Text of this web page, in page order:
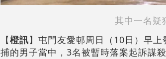
其中一名疑
【橙訊】屯門友愛邨周日（10日）早
捕的男子當中，3名被暫時落案起訴謀